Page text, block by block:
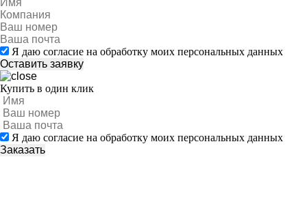
Я даю согласие на обработку моих персональных данных
Купить в один клик
Я даю согласие на обработку моих персональных данных